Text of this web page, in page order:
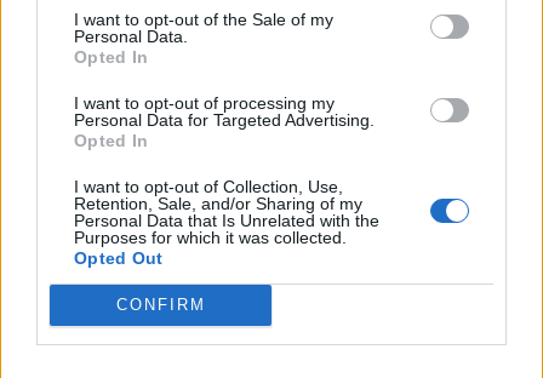
I want to opt-out of the Sale of my
Personal Data.
Opted In
I want to opt-out of processing my
Personal Data for Targeted Advertising.
Opted In
I want to opt-out of Collection, Use,
Retention, Sale, and/or Sharing of my
Personal Data that Is Unrelated with the
Purposes for which it was collected.
Opted Out
CONFIRM
Visualizza tutti i comuni della
Alberona (5)
Anzano di Puglia (7)
Apricena (267)
Ascoli Satriano (65)